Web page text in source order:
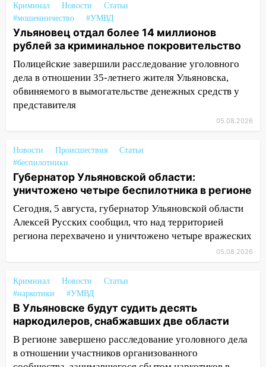
16:12
Едва не перерезал горло: в
Вешкайме посиделки с судимым
знакомым закончились для женщины
больницей
16:06 18-летняя девушка без прав
перевернулась на мопеде и попала в
больницу
покровительство
15:32 На «кольце» кроссовер сбил 18-
летнего мопедиста
В Ульяновске после тройного ДТП
госпитализировали 25-летнего байкера
14:32 На Ульяновскую область
подробности серьезной аварии на
Фруктовой
13:30 В Димитровграде на улице
13:00 Водитель без прав врезался в
Криминал Новости
Статьи
#мошенничество
#УМВД
Ульяновец отдал более 14 миллионов
рублей за криминальное покровительство
Полицейские завершили расследование уголовного
дела в отношении 35-летнего жителя Ульяновска,
обвиняемого в вымогательстве денежных средств у
представителя
05.08.2026
Новости Происшествия
Статьи
#беспилотники
Губернатор Ульяновской области:
уничтожено четыре беспилотника в регионе
Сегодня, 5 августа, губернатор Ульяновской области
Алексей Русских сообщил, что над территорией
региона перехвачено и уничтожено четыре вражеских
05.08.2026
Криминал Новости
Статьи
#наркотики
#УМВД
В Ульяновске будут судить десять
наркодилеров, снабжавших две области
В регионе завершено расследование уголовного дела
в отношении участников организованного